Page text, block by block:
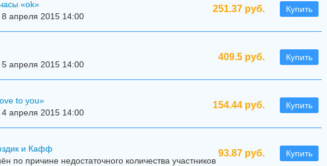
251.37 руб. Купить
«ok»
апреля 2015 14:00
409.5 руб. Купить
апреля 2015 14:00
154.44 руб. Купить
to you»
апреля 2015 14:00
93.87 руб. Купить
и Кафф
по причине недостаточного количества участников